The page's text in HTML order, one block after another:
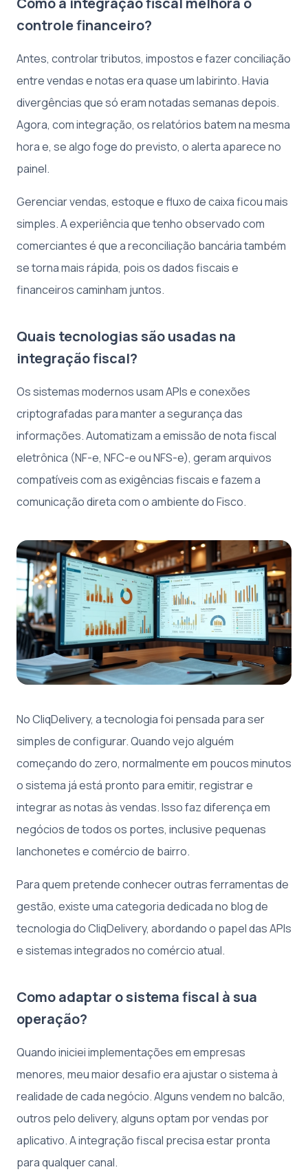
controle financeiro?
Antes, controlar tributos, impostos e fazer conciliação
entre vendas e notas era quase um labirinto. Havia
divergências que só eram notadas semanas depois.
Agora, com integração, os relatórios batem na mesma
hora e, se algo foge do previsto, o alerta aparece no
painel.
Gerenciar vendas, estoque e fluxo de caixa ficou mais
simples. A experiência que tenho observado com
comerciantes é que a reconciliação bancária também
se torna mais rápida, pois os dados fiscais e
financeiros caminham juntos.
Quais tecnologias são usadas na
integração fiscal?
Os sistemas modernos usam APIs e conexões
criptografadas para manter a segurança das
informações. Automatizam a emissão de nota fiscal
eletrônica (NF-e, NFC-e ou NFS-e), geram arquivos
compatíveis com as exigências fiscais e fazem a
comunicação direta com o ambiente do Fisco.
No CliqDelivery, a tecnologia foi pensada para ser
simples de configurar. Quando vejo alguém
começando do zero, normalmente em poucos minutos
o sistema já está pronto para emitir, registrar e
integrar as notas às vendas. Isso faz diferença em
negócios de todos os portes, inclusive pequenas
lanchonetes e comércio de bairro.
Para quem pretende conhecer outras ferramentas de
gestão, existe uma categoria dedicada no blog de
tecnologia do CliqDelivery, abordando o papel das APIs
e sistemas integrados no comércio atual.
Como adaptar o sistema fiscal à sua
operação?
Quando iniciei implementações em empresas
menores, meu maior desafio era ajustar o sistema à
realidade de cada negócio. Alguns vendem no balcão,
outros pelo delivery, alguns optam por vendas por
aplicativo. A integração fiscal precisa estar pronta
para qualquer canal.